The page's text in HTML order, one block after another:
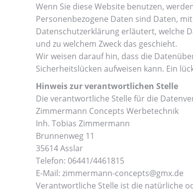
Wenn Sie diese Website benutzen,
Personenbezogene Daten sind Daten,
Datenschutzerklärung erläutert, welche
und zu welchem Zweck das geschieht.
Wir weisen darauf hin, dass die
Sicherheitslücken aufweisen kann. Ein
Hinweis zur verantwortlichen Stelle
Die verantwortliche Stelle für die
Zimmermann Concepts Werbetechnik
Inh. Tobias Zimmermann
Brunnenweg 11
35614 Asslar
Telefon: 06441/4461815
E-Mail: zimmermann-concepts@gmx.de
Verantwortliche Stelle ist die natürliche